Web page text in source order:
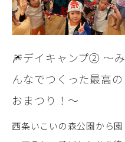
🎆デイキャンプ② ～み
んなでつくった最高の
おまつり！～
西条いこいの森公園から園